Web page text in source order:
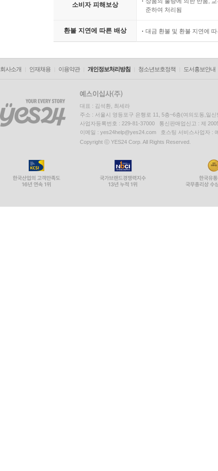
소비자 피해보상
준하여 처리됨
환불 지연에 따른 배상 대금 환불 및 환불 지연에
회사소개 인재채용 이용약관 개인정보처리방침 청소년보호정책 도서홍보안내
대표 : 김석환, 최세라
주소 : 서울시 영등포구 은행로 11, 5층~6층(여의도동,일신
사업자등록번호 : 229-81-37000 통신판매업신고 : 제
이메일 : yes24help@yes24.com 호스팅 서비스사업자 :
Copyright ⓒ YES24 Corp. All Rights Reserved.